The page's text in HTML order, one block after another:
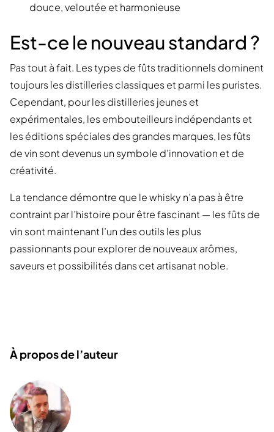
douce, veloutée et harmonieuse
Est-ce le nouveau standard ?
Pas tout à fait. Les types de fûts traditionnels dominent
toujours les distilleries classiques et parmi les puristes.
Cependant, pour les distilleries jeunes et
expérimentales, les embouteilleurs indépendants et
les éditions spéciales des grandes marques, les fûts
de vin sont devenus un symbole d'innovation et de
créativité.
La tendance démontre que le whisky n’a pas à être
contraint par l’histoire pour être fascinant — les fûts de
vin sont maintenant l’un des outils les plus
passionnants pour explorer de nouveaux arômes,
saveurs et possibilités dans cet artisanat noble.
À propos de l’auteur